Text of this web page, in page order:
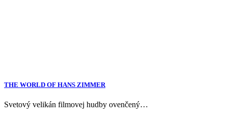
THE WORLD OF HANS ZIMMER
Svetový velikán filmovej hudby ovenčený…